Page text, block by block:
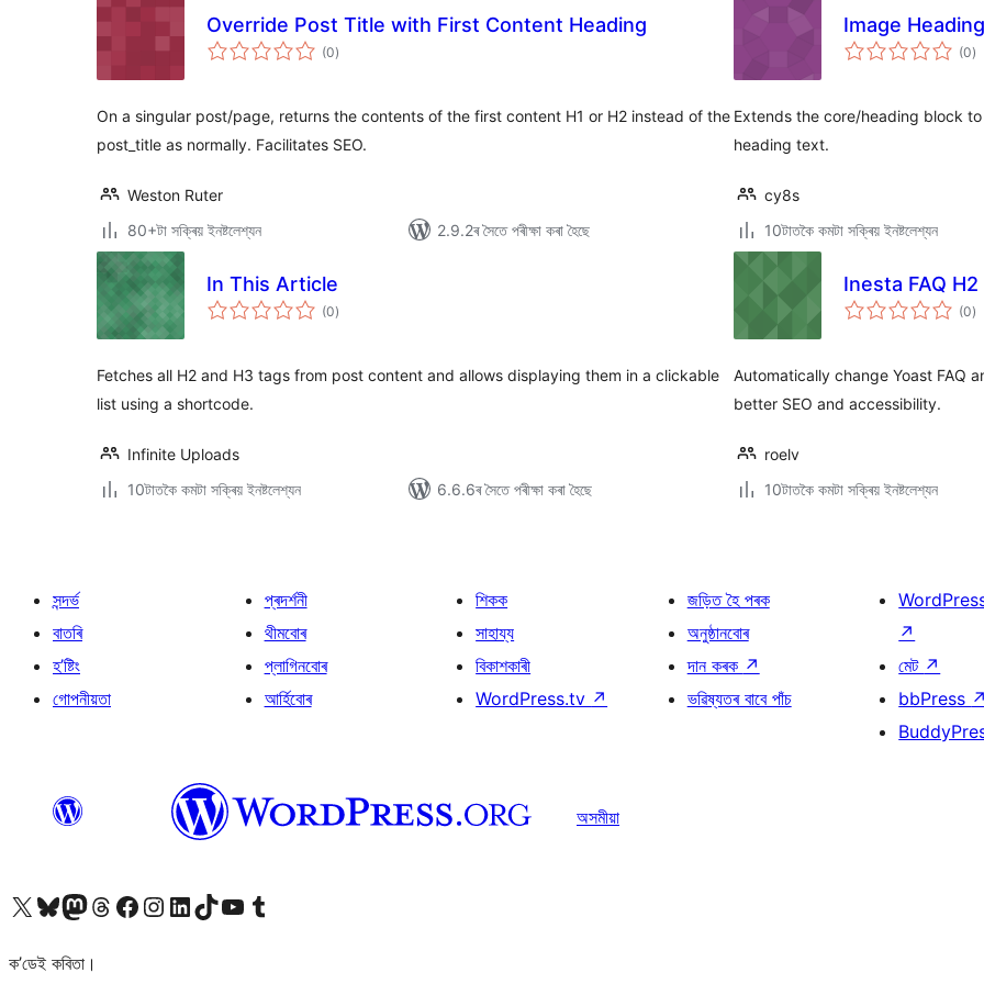
Override Post Title with First Content Heading
(0টা
মুঠ)
On a singular post/page, returns the contents of the first content H1 or H2 instead of the
post_title as normally. Facilitates SEO.
Weston Ruter
80+টা সক্ৰিয় ইনষ্টলেশ্যন
2.9.2ৰ সৈতে পৰীক্ষা কৰা হৈছে
Image Heading
(0টা
মুঠ)
Extends the core/heading block
heading text.
cy8s
10টাতকৈ কমটা সক্ৰিয় ইনষ্টলেশ্যন
In This Article
(0টা
মুঠ)
Fetches all H2 and H3 tags from post content and allows displaying them in a clickable
list using a shortcode.
Infinite Uploads
10টাতকৈ কমটা সক্ৰিয় ইনষ্টলেশ্যন
6.6.6ৰ সৈতে পৰীক্ষা কৰা হৈছে
Inesta FAQ H2
(0টা
মুঠ)
Automatically change Yoast FAQ
better SEO and accessibility.
roelv
10টাতকৈ কমটা সক্ৰিয় ইনষ্টলেশ্যন
সন্দৰ্ভ
বাতৰি
হ’ষ্টিং
গোপনীয়তা
প্ৰদৰ্শনী
থীমবোৰ
প্লাগিনবোৰ
আৰ্হিবোৰ
শিকক
সাহায্য
বিকাশকাৰী
WordPress.tv ↗
জড়িত হৈ পৰক
অনুষ্ঠানবোৰ
দান কৰক ↗
ভৱিষ্যতৰ বাবে পাঁচ
↗
মেট ↗
bbPress ↗
অসমীয়া
আমাৰ X (আগৰ Twitter) একাউণ্টলৈ যাওকআমাৰ Bluesky একাউণ্টলৈ যাওকআমাৰ Mastodon একাউণ্টলৈ যাওকআমাৰ Threads একাউণ্টলৈ যাওকআমাৰ Facebook পৃষ্ঠালৈ যাওকআমাৰ Instagram একাউণ্টলৈ যাওকআমাৰ LinkedIn একাউণ্টলৈ যাওকআমাৰ TikTok একাউণ্টলৈ যাওকআমাৰ YouTube চেনেললৈ যাওকআমাৰ Tumblr একাউণ্টলৈ যাওক
ক’ডেই কবিতা।